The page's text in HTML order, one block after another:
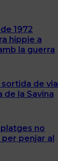
1972
hippie a
la guerra
de via
de la Savina
no
penjar al